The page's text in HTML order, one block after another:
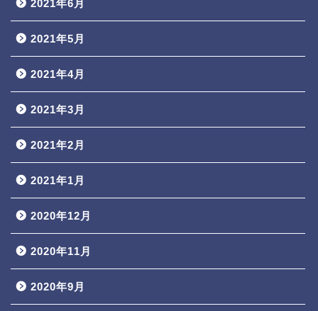
2021年6月
2021年5月
2021年4月
2021年3月
2021年2月
2021年1月
2020年12月
2020年11月
2020年9月